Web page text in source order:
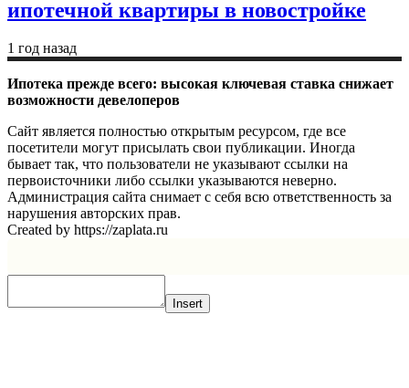
ипотечной квартиры в новостройке
1 год назад
Ипотека прежде всего: высокая ключевая ставка снижает
возможности девелоперов
Сайт является полностью открытым ресурсом, где все
посетители могут присылать свои публикации. Иногда
бывает так, что пользователи не указывают ссылки на
первоисточники либо ссылки указываются неверно.
Администрация сайта снимает с себя всю ответственность за
нарушения авторских прав.
Created by https://zaplata.ru
Insert